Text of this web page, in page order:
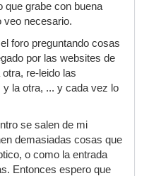
que grabe con buena
veo necesario.
foro preguntando cosas
por las websites de
re-leido las
la otra, ... y cada vez lo
se salen de mi
demasiadas cosas que
o como la entrada
Entonces espero que